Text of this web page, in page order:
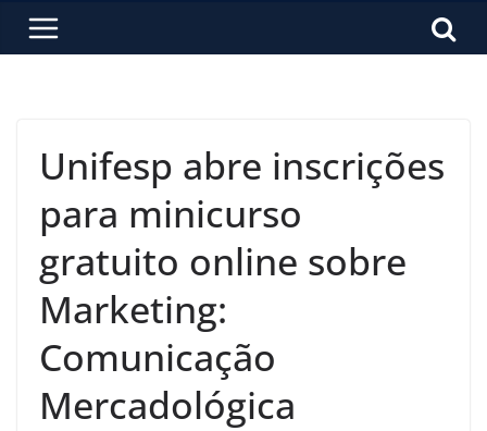
Unifesp abre inscrições
para minicurso
gratuito online sobre
Marketing:
Comunicação
Mercadológica